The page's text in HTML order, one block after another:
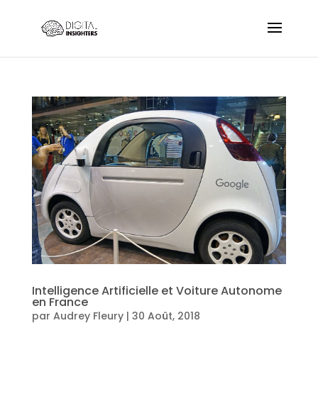
Intelligence Artificielle et Voiture Autonome
en France
par Audrey Fleury| 30 Août, 2018